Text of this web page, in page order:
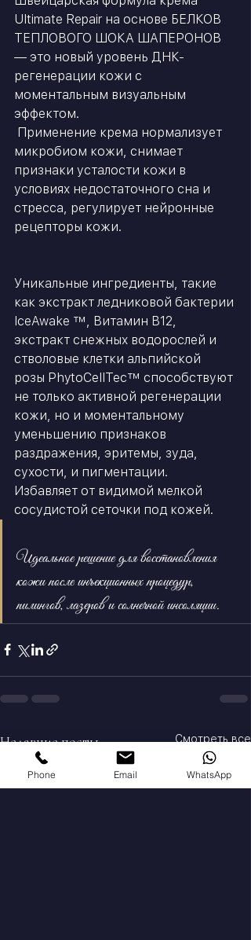
Ultimate Repair на основе БЕЛКОВ
ТЕПЛОВОГО ШОКА ШАПЕРОНОВ
— это новый уровень ДНК-
регенерации кожи с
моментальным визуальным
эффектом.
микробиом кожи, снимает
признаки усталости кожи в
условиях недостаточного сна и
стресса, регулирует нейронные
рецепторы кожи.
Уникальные ингредиенты, такие
как экстракт ледниковой бактерии
IceAwake ™, Витамин B12,
экстракт снежных водорослей и
стволовые клетки альпийской
розы PhytoCellTec™ способствуют
не только активной регенерации
кожи, но и моментальному
уменьшению признаков
раздражения, эритемы, зуда,
сухости, и пигментации.
Избавляет от видимой мелкой
сосудистой сеточки под кожей.
Идеальное решение для восстановления
кожи после инъекционных процедур,
пилингов, лазеров и солнечной инсоляции.
Недавние посты Смотреть все
Phone Email WhatsApp